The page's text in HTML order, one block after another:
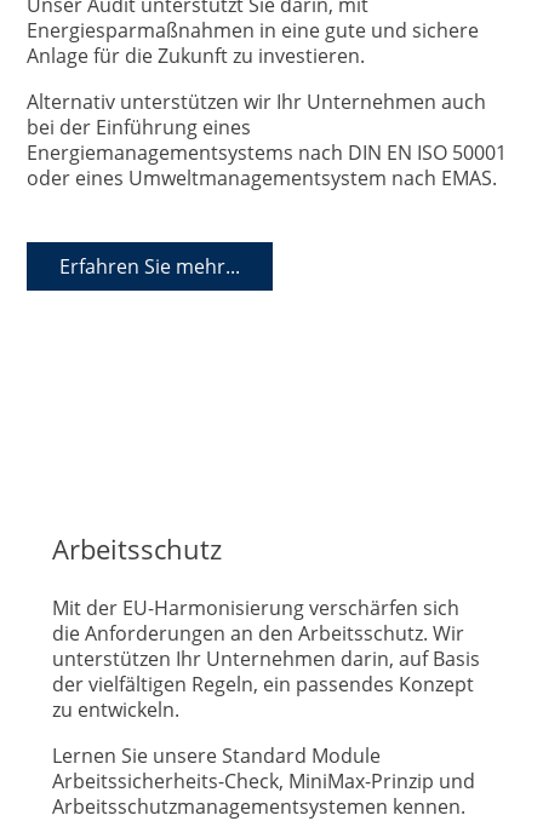
Energiesparmaßnahmen in eine gute und sichere
Anlage für die Zukunft zu investieren.
Alternativ unterstützen wir Ihr Unternehmen auch
bei der Einführung eines
Energiemanagementsystems nach DIN EN ISO 50001
oder eines Umweltmanagementsystem nach EMAS.
Erfahren Sie mehr...
Arbeitsschutz
Mit der EU-Harmonisierung verschärfen sich
die Anforderungen an den Arbeitsschutz. Wir
unterstützen Ihr Unternehmen darin, auf Basis
der vielfältigen Regeln, ein passendes Konzept
zu entwickeln.
Lernen Sie unsere Standard Module
Arbeitssicherheits-Check, MiniMax-Prinzip und
Arbeitsschutzmanagementsystemen kennen.